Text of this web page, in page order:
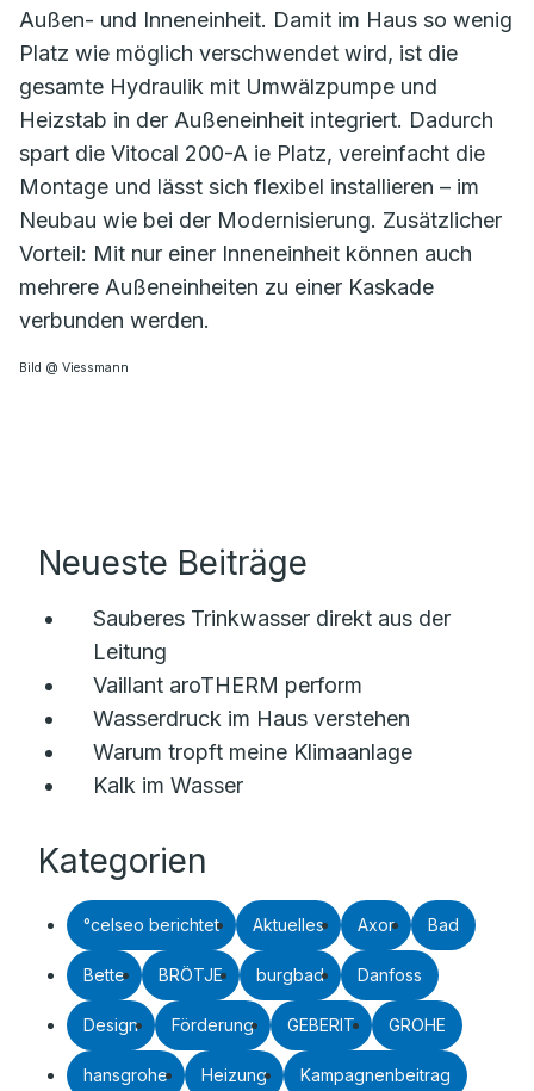
Außen- und Inneneinheit. Damit im Haus so wenig
Platz wie möglich verschwendet wird, ist die
gesamte Hydraulik mit Umwälzpumpe und
Heizstab in der Außeneinheit integriert. Dadurch
spart die Vitocal 200-A ie Platz, vereinfacht die
Montage und lässt sich flexibel installieren – im
Neubau wie bei der Modernisierung. Zusätzlicher
Vorteil: Mit nur einer Inneneinheit können auch
mehrere Außeneinheiten zu einer Kaskade
verbunden werden.
Bild @ Viessmann
Neueste Beiträge
Sauberes Trinkwasser direkt aus der
Leitung
Vaillant aroTHERM perform
Wasserdruck im Haus verstehen
Warum tropft meine Klimaanlage
Kalk im Wasser
Kategorien
°celseo berichtet Aktuelles Axor Bad
Bette BRÖTJE burgbad Danfoss
Design Förderung GEBERIT GROHE
hansgrohe Heizung Kampagnenbeitrag